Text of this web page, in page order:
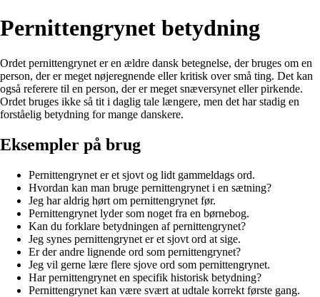
Pernittengrynet betydning
Ordet pernittengrynet er en ældre dansk betegnelse, der bruges om en
person, der er meget nøjeregnende eller kritisk over små ting. Det kan
også referere til en person, der er meget snæversynet eller pirkende.
Ordet bruges ikke så tit i daglig tale længere, men det har stadig en
forståelig betydning for mange danskere.
Eksempler på brug
Pernittengrynet er et sjovt og lidt gammeldags ord.
Hvordan kan man bruge pernittengrynet i en sætning?
Jeg har aldrig hørt om pernittengrynet før.
Pernittengrynet lyder som noget fra en børnebog.
Kan du forklare betydningen af pernittengrynet?
Jeg synes pernittengrynet er et sjovt ord at sige.
Er der andre lignende ord som pernittengrynet?
Jeg vil gerne lære flere sjove ord som pernittengrynet.
Har pernittengrynet en specifik historisk betydning?
Pernittengrynet kan være svært at udtale korrekt første gang.